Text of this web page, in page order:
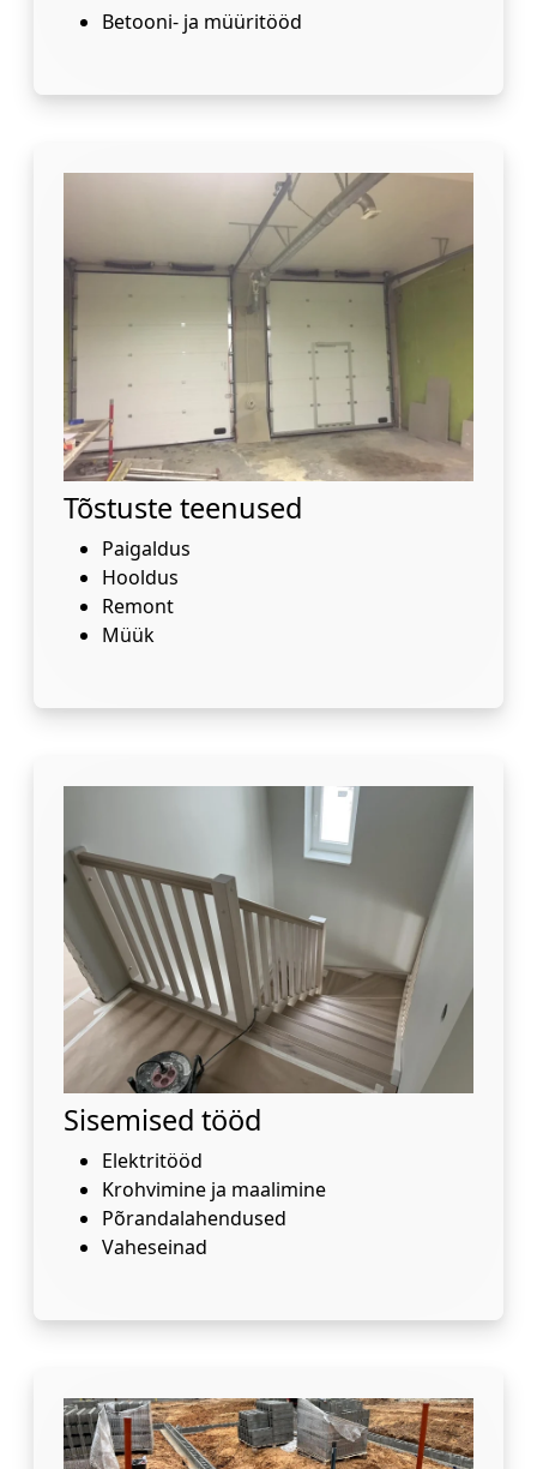
Betooni- ja müüritööd
Tõstuste teenused
Paigaldus
Hooldus
Remont
Müük
Sisemised tööd
Elektritööd
Krohvimine ja maalimine
Põrandalahendused
Vaheseinad